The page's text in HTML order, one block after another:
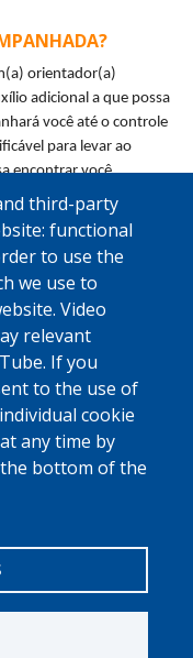
orientador(a)
adicional a que possa
você até o controle
para levar ao
encontrar você
uma pessoa da equipe
local poderá
QUE TIPO DE
de origem que podem
podem ajudar você a
encontrar emprego. Nem
é diferente. Quer
mais informações aqui
third-party
functional
to use the
we use to
Video
relevant
If you
to the use of
cookie
any time by
bottom of the